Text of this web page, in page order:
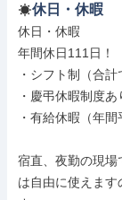
休日・休暇
休日・休暇
年間休日111日！
・シフト制（合計
・慶弔休暇制度あ
・有給休暇（年間
宿直、夜勤の現場
は自由に使えま